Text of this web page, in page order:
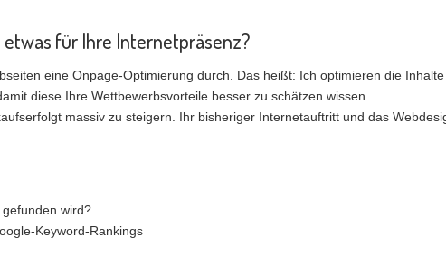
für Ihre Internetpräsenz?
eine Onpage-Optimierung durch. Das heißt: Ich optimieren die Inhalte
diese Ihre Wettbewerbsvorteile besser zu schätzen wissen.
massiv zu steigern. Ihr bisheriger Internetauftritt und das
wird?
Keyword-Rankings